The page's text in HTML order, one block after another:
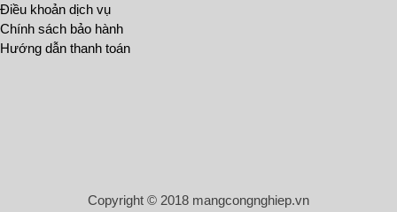
Điều khoản dịch vụ
Chính sách bảo hành
Hướng dẫn thanh toán
Copyright © 2018 mangcongnghiep.vn